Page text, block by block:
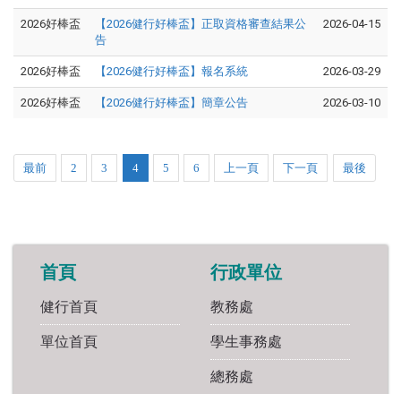
2026好棒盃
【2026健行好棒盃】正取資格審查結果公
告
2026-04-15
2026好棒盃 【2026健行好棒盃】報名系統 2026-03-29
2026好棒盃 【2026健行好棒盃】簡章公告 2026-03-10
最前 2 3 4 5 6 上一頁 下一頁 最後
首頁
健行首頁
單位首頁
行政單位
教務處
學生事務處
總務處